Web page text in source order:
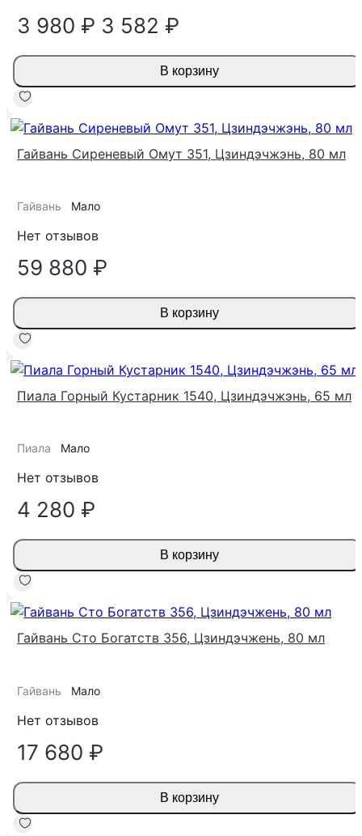
3 980 ₽ 3 582 ₽
В корзину
Гайвань Сиреневый Омут 351, Цзиндэчжэнь, 80 мл
Гайвань Мало
Нет отзывов
59 880 ₽
В корзину
Пиала Горный Кустарник 1540, Цзиндэчжэнь, 65 мл
Пиала Мало
Нет отзывов
4 280 ₽
В корзину
Гайвань Сто Богатств 356, Цзиндэчжень, 80 мл
Гайвань Мало
Нет отзывов
17 680 ₽
В корзину